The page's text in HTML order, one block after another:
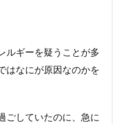
ルギーを疑うことが多
はなにが原因なのかを
ごしていたのに、急に